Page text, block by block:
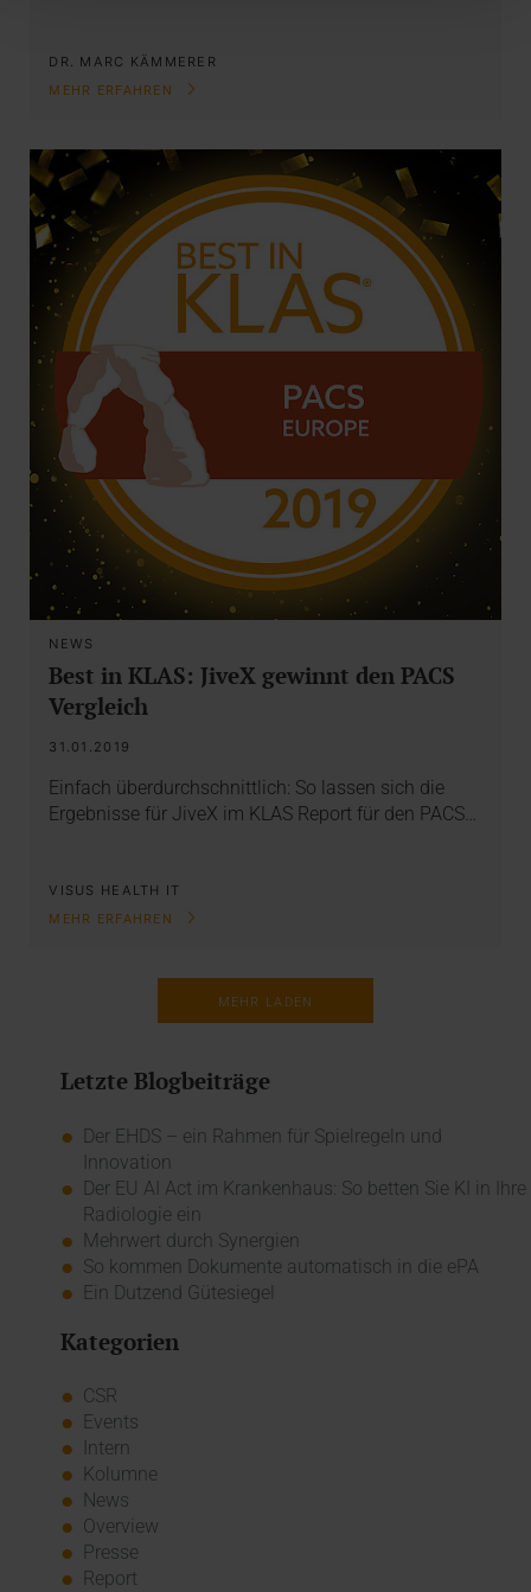
DR. MARC KÄMMERER
MEHR ERFAHREN
NEWS
Best in KLAS: JiveX gewinnt den PACS
Vergleich
31.01.2019
Einfach überdurchschnittlich: So lassen sich die
Ergebnisse für JiveX im KLAS Report für den PACS…
VISUS HEALTH IT
MEHR ERFAHREN
MEHR LADEN
Letzte Blogbeiträge
Der EHDS – ein Rahmen für Spielregeln und
Innovation
Der EU AI Act im Krankenhaus: So betten Sie KI in Ihre
Radiologie ein
Mehrwert durch Synergien
So kommen Dokumente automatisch in die ePA
Ein Dutzend Gütesiegel
Kategorien
CSR
Events
Intern
Kolumne
News
Overview
Presse
Report